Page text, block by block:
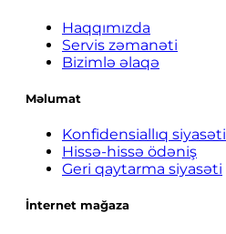
Haqqımızda
Servis zəmanəti
Bizimlə əlaqə
Məlumat
Konfidensiallıq siyasəti
Hissə-hissə ödəniş
Geri qaytarma siyasəti
İnternet mağaza